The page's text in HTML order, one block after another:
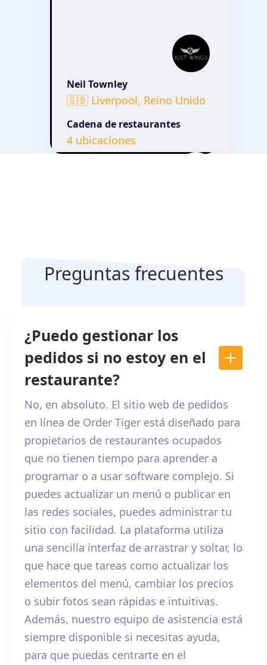
Neil Townley
🇬🇧 Liverpool, Reino Unido
Cadena de restaurantes
4 ubicaciones
Preguntas frecuentes
¿Puedo gestionar los
pedidos si no estoy en el
restaurante?
No, en absoluto. El sitio web de pedidos
en línea de Order Tiger está diseñado para
propietarios de restaurantes ocupados
que no tienen tiempo para aprender a
programar o a usar software complejo. Si
puedes actualizar un menú o publicar en
las redes sociales, puedes administrar tu
sitio con facilidad. La plataforma utiliza
una sencilla interfaz de arrastrar y soltar, lo
que hace que tareas como actualizar los
elementos del menú, cambiar los precios
o subir fotos sean rápidas e intuitivas.
Además, nuestro equipo de asistencia está
siempre disponible si necesitas ayuda,
para que puedas centrarte en el